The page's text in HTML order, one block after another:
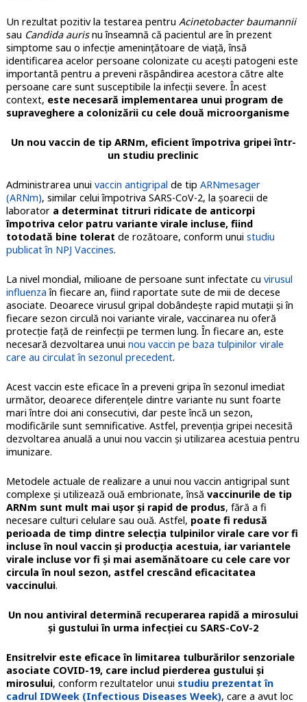
Un rezultat pozitiv la testarea pentru Acinetobacter baumannii
sau Candida aurisnu înseamnă că pacientul are în prezent
simptome sau o infecţie ameninţătoare de viaţă, însă
identificarea acelor persoane colonizate cu aceşti patogeni este
importantă pentru a preveni răspândirea acestora către alte
persoane care sunt susceptibile la infecţii severe. În acest
context, este necesară implementarea unui program de
supraveghere a colonizării cu cele două microorganisme
Un nou vaccin de tip ARNm, eficient împotriva gripei într-
un studiu preclinic
Administrarea unui vaccin antigripal de tip ARNmesager
(ARNm), similar celui împotriva SARS-CoV-2, la şoarecii de
laboratora determinat titruri ridicate de anticorpi
împotriva celor patru variante virale incluse, fiind
totodată bine tolerat de rozătoare, conform unui studiu
publicat în NPJ Vaccines.
La nivel mondial, milioane de persoane sunt infectate cu virusul
influenza în fiecare an, fiind raportate sute de mii de decese
asociate. Deoarece virusul gripal dobândeşte rapid mutaţii şi în
fiecare sezon circulă noi variante virale, vaccinarea nu oferă
protecţie faţă de reinfecţii pe termen lung. În fiecare an, este
necesară dezvoltarea unui nou vaccin pe baza tulpinilor virale
care au circulat în sezonul precedent.
Acest vaccin este eficace în a preveni gripa în sezonul imediat
următor, deoarece diferenţele dintre variante nu sunt foarte
mari între doi ani consecutivi, dar peste încă un sezon,
modificările sunt semnificative. Astfel, prevenţia gripei necesită
dezvoltarea anuală a unui nou vaccin şi utilizarea acestuia pentru
imunizare.
Metodele actuale de realizare a unui nou vaccin antigripal sunt
complexe şi utilizează ouă embrionate, însă vaccinurile de tip
ARNm sunt mult mai uşor şi rapid de produs, fără a fi
necesare culturi celulare sau ouă. Astfel, poate fi redusă
perioada de timp dintre selecţia tulpinilor virale care vor fi
incluse în noul vaccin şi producţia acestuia, iar variantele
virale incluse vor fi şi mai asemănătoare cu cele care vor
circula în noul sezon, astfel crescând eficacitatea
vaccinului.
Un nou antiviral determină recuperarea rapidă a mirosului
şi gustului în urma infecţiei cu SARS-CoV-2
Ensitrelvir este eficace în limitarea tulburărilor senzoriale
asociate COVID-19, care includ pierderea gustului şi
mirosului, conform rezultatelor unui studiu prezentat în
cadrul IDWeek (Infectious Diseases Week), care a avut loc